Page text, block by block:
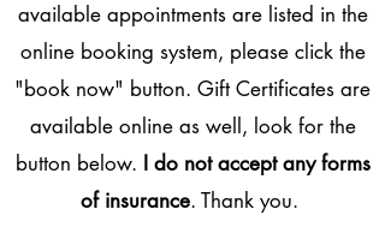
available appointments are listed in the
online booking system, please click the
"book now" button. Gift Certificates are
available online as well, look for the
button below. I do not accept any forms
of insurance. Thank you.